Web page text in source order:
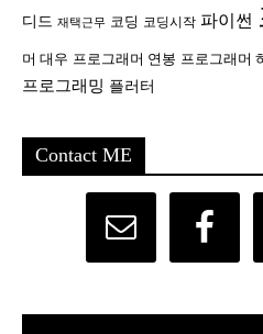
디드 재택근무 코딩 코딩시작 파이썬
머 대우 프로그래머 연봉 프로그래머
프로그래밍 플러터
Contact ME